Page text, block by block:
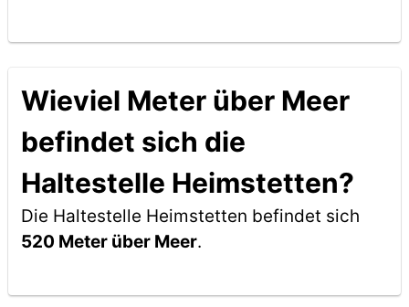
Wieviel Meter über Meer
befindet sich die
Haltestelle Heimstetten?
Die Haltestelle Heimstetten befindet sich
520 Meter über Meer.